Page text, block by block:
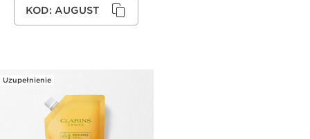
KOD: AUGUST
Uzupełnienie